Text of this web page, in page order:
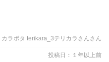
ラポタ terikara_3テリカラさんさん
投稿日：１年以上前